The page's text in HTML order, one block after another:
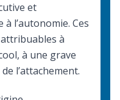
et
l’autonomie. Ces
à
à une grave
l’attachement.